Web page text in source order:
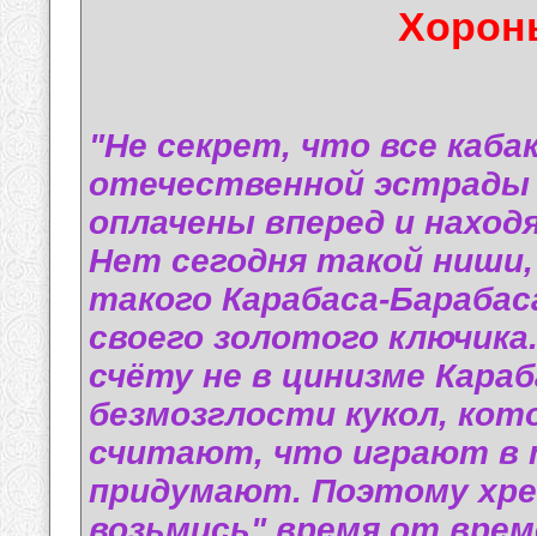
"Не секрет, что все
отечественной эстрады
оплачены вперед и
Нет сегодня такой
такого Карабаса-
своего золотого
счёту не в цинизме
безмозглости кукол,
считают, что играют в
придумают. Поэтому